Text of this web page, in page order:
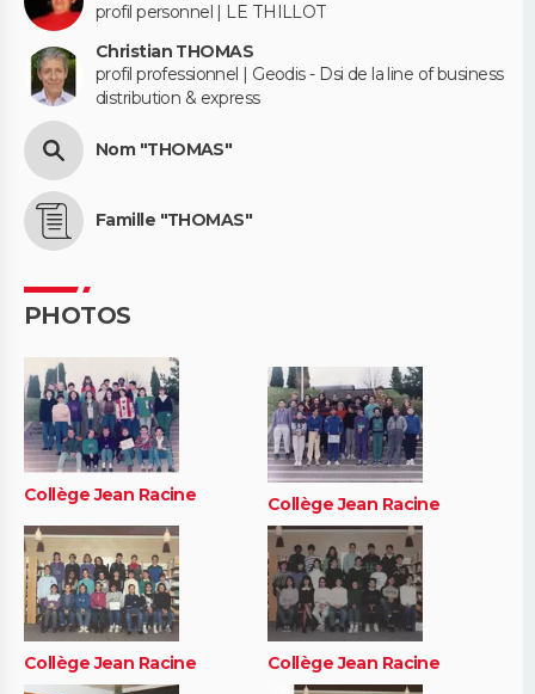
profil personnel | LE THILLOT
Christian THOMAS
profil professionnel | Geodis - Dsi de la line of business
distribution & express
Nom "THOMAS"
Famille "THOMAS"
PHOTOS
Collège Jean Racine Collège Jean Racine
Collège Jean Racine Collège Jean Racine